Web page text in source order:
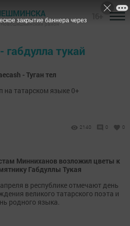
Новошешминский район
габдулла тукай
- Туган тел
на татарском языке 0+
2140 0 0
Минниханов возложил цветы к
Габдуллы Тукая
в республике отмечают день
великого татарского поэта и
родного языка.
закрытие баннера через